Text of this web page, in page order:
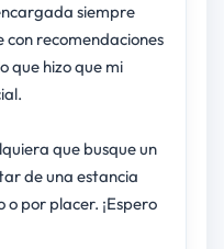
siempre
recomendaciones
que hizo que mi
que busque un
de una estancia
por placer. ¡Espero